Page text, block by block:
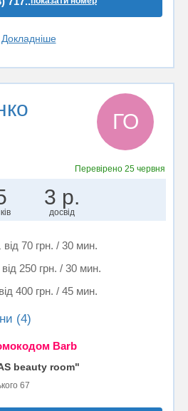
Докладніше
ГО
Перевірено25 червня
3 р.
досвід
від 70 грн. / 30 мин.
від 250 грн. / 30 мин.
від 400 грн. / 45 мин.
(4)
Barb
beauty room"
67